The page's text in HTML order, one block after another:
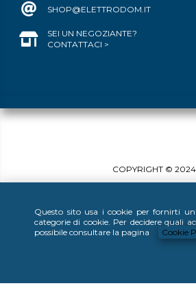
Questo sito usa i cookie per fornirti
categorie di cookie. Per decidere quali
possibile consultare la pagina
Cookie
SHOP@ELETTRODOM.IT
SEI UN NEGOZIANTE?
CONTATTACI >
COPYRIGHT ©